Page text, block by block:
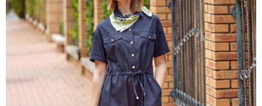
※ 交易是否成功請以「AFTEE先享後付 」之結帳頁面顯示為準，若有關於
是否繳費成功／繳費後需取消欲退款等相關疑問，請聯繫「AFTEE先享後付
客戶支援中心」
https://netprotections.freshdesk.com/support/home
【注意事項】
１．透過由恩沛科技股份有限公司提供之「AFTEE先享後付」服務完成之交
易，需依本服務之必要範圍內提供個人資料，並將交易相關給付款項請求債
權轉讓予恩沛科技股份有限公司。
２．關於個人資料處理事宜，請瀏覽以下網址：
https://aftee.tw/terms/#terms3
宅配-滿2000元免運
每筆NT$120，滿NT$2,000(含以上)免運費